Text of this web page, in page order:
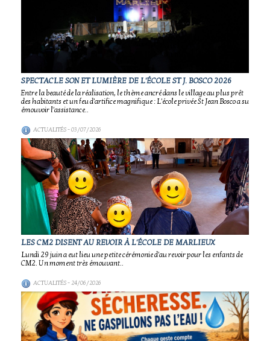
SPECTACLE SON ET LUMIÈRE DE L'ÉCOLE ST J. BOSCO 2026
Entre la beauté de la réalisation, le thème ancré dans le village au plus prêt
des habitants et un feu d'artifice magnifique : L'école privée St Jean Bosco a su
émouvoir l'assistance..
ACTUALITÉS- 03/07/2026
LES CM2 DISENT AU REVOIR À L'ÉCOLE DE MARLIEUX
Lundi 29 juin a eut lieu une petite cérémonie d'au revoir pour les enfants de
CM2. Un moment très émouvant..
ACTUALITÉS- 24/06/2026